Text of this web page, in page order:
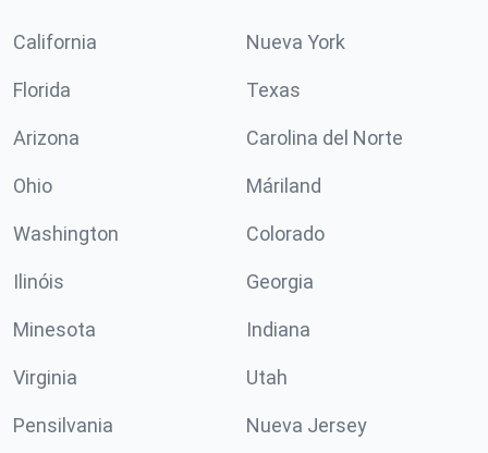
California Nueva York
Florida Texas
Arizona Carolina del Norte
Ohio Máriland
Washington Colorado
Ilinóis Georgia
Minesota Indiana
Virginia Utah
Pensilvania Nueva Jersey